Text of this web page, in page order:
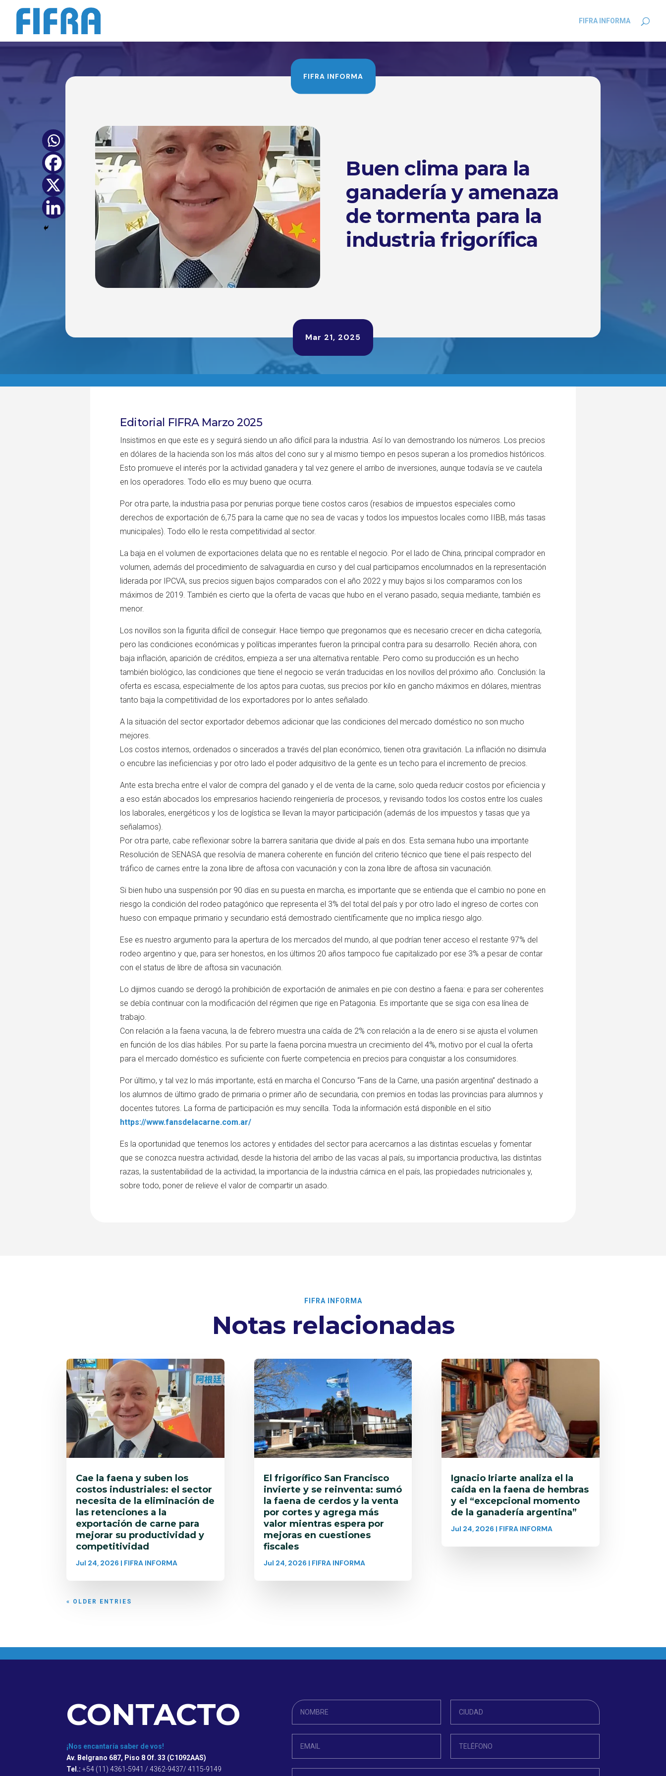
FIFRA INFORMA
FIFRA INFORMA
Buen clima para la
ganadería y amenaza
de tormenta para la
industria frigorífica
Mar 21, 2025
Editorial FIFRA Marzo 2025
Insistimos en que este es y seguirá siendo un año difícil para la industria. Así lo van demostrando los números. Los precios
en dólares de la hacienda son los más altos del cono sur y al mismo tiempo en pesos superan a los promedios históricos.
Esto promueve el interés por la actividad ganadera y tal vez genere el arribo de inversiones, aunque todavía se ve cautela
en los operadores. Todo ello es muy bueno que ocurra.
Por otra parte, la industria pasa por penurias porque tiene costos caros (resabios de impuestos especiales como
derechos de exportación de 6,75 para la carne que no sea de vacas y todos los impuestos locales como IIBB, más tasas
municipales). Todo ello le resta competitividad al sector.
La baja en el volumen de exportaciones delata que no es rentable el negocio. Por el lado de China, principal comprador en
volumen, además del procedimiento de salvaguardia en curso y del cual participamos encolumnados en la representación
liderada por IPCVA, sus precios siguen bajos comparados con el año 2022 y muy bajos si los comparamos con los
máximos de 2019. También es cierto que la oferta de vacas que hubo en el verano pasado, sequia mediante, también es
menor.
Los novillos son la figurita difícil de conseguir. Hace tiempo que pregonamos que es necesario crecer en dicha categoría,
pero las condiciones económicas y políticas imperantes fueron la principal contra para su desarrollo. Recién ahora, con
baja inflación, aparición de créditos, empieza a ser una alternativa rentable. Pero como su producción es un hecho
también biológico, las condiciones que tiene el negocio se verán traducidas en los novillos del próximo año. Conclusión: la
oferta es escasa, especialmente de los aptos para cuotas, sus precios por kilo en gancho máximos en dólares, mientras
tanto baja la competitividad de los exportadores por lo antes señalado.
A la situación del sector exportador debemos adicionar que las condiciones del mercado doméstico no son mucho
mejores.
Los costos internos, ordenados o sincerados a través del plan económico, tienen otra gravitación. La inflación no disimula
o encubre las ineficiencias y por otro lado el poder adquisitivo de la gente es un techo para el incremento de precios.
Ante esta brecha entre el valor de compra del ganado y el de venta de la carne, solo queda reducir costos por eficiencia y
a eso están abocados los empresarios haciendo reingeniería de procesos, y revisando todos los costos entre los cuales
los laborales, energéticos y los de logística se llevan la mayor participación (además de los impuestos y tasas que ya
señalamos).
Por otra parte, cabe reflexionar sobre la barrera sanitaria que divide al país en dos. Esta semana hubo una importante
Resolución de SENASA que resolvía de manera coherente en función del criterio técnico que tiene el país respecto del
tráfico de carnes entre la zona libre de aftosa con vacunación y con la zona libre de aftosa sin vacunación.
Si bien hubo una suspensión por 90 días en su puesta en marcha, es importante que se entienda que el cambio no pone en
riesgo la condición del rodeo patagónico que representa el 3% del total del país y por otro lado el ingreso de cortes con
hueso con empaque primario y secundario está demostrado científicamente que no implica riesgo algo.
Ese es nuestro argumento para la apertura de los mercados del mundo, al que podrían tener acceso el restante 97% del
rodeo argentino y que, para ser honestos, en los últimos 20 años tampoco fue capitalizado por ese 3% a pesar de contar
con el status de libre de aftosa sin vacunación.
Lo dijimos cuando se derogó la prohibición de exportación de animales en pie con destino a faena: e para ser coherentes
se debía continuar con la modificación del régimen que rige en Patagonia. Es importante que se siga con esa línea de
trabajo.
Con relación a la faena vacuna, la de febrero muestra una caída de 2% con relación a la de enero si se ajusta el volumen
en función de los días hábiles. Por su parte la faena porcina muestra un crecimiento del 4%, motivo por el cual la oferta
para el mercado doméstico es suficiente con fuerte competencia en precios para conquistar a los consumidores.
Por último, y tal vez lo más importante, está en marcha el Concurso “Fans de la Carne, una pasión argentina” destinado a
los alumnos de último grado de primaria o primer año de secundaria, con premios en todas las provincias para alumnos y
docentes tutores. La forma de participación es muy sencilla. Toda la información está disponible en el sitio
https://www.fansdelacarne.com.ar/
Es la oportunidad que tenemos los actores y entidades del sector para acercarnos a las distintas escuelas y fomentar
que se conozca nuestra actividad, desde la historia del arribo de las vacas al país, su importancia productiva, las distintas
razas, la sustentabilidad de la actividad, la importancia de la industria cárnica en el país, las propiedades nutricionales y,
sobre todo, poner de relieve el valor de compartir un asado.
FIFRA INFORMA
Notas relacionadas
Cae la faena y suben los
costos industriales: el sector
necesita de la eliminación de
las retenciones a la
exportación de carne para
mejorar su productividad y
competitividad
Jul 24, 2026 | FIFRA INFORMA
El frigorífico San Francisco
invierte y se reinventa: sumó
la faena de cerdos y la venta
por cortes y agrega más
valor mientras espera por
mejoras en cuestiones
fiscales
Jul 24, 2026 | FIFRA INFORMA
Ignacio Iriarte analiza el la
caída en la faena de hembras
y el “excepcional momento
de la ganadería argentina”
Jul 24, 2026 | FIFRA INFORMA
« OLDER ENTRIES
CONTACTO
¡Nos encantaría saber de vos!
Av. Belgrano 687, Piso 8 Of. 33 (C1092AAS)
Tel.: +54 (11) 4361-5941 / 4362-9437/ 4115-9149